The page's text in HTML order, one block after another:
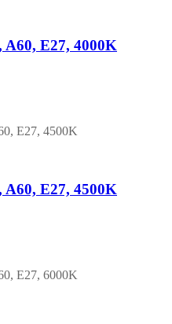
A60, E27, 4000K
A60, E27, 4500K